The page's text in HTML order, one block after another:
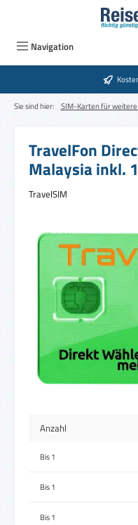
Zum Hauptinhalt springen
Navigation
Sie sind hier: SIM-Karten für
TravelFon
Malaysia inkl.
TravelSIM
Bildergalerie überspringen
Anzahl
Bis1
Bis1
Bis1